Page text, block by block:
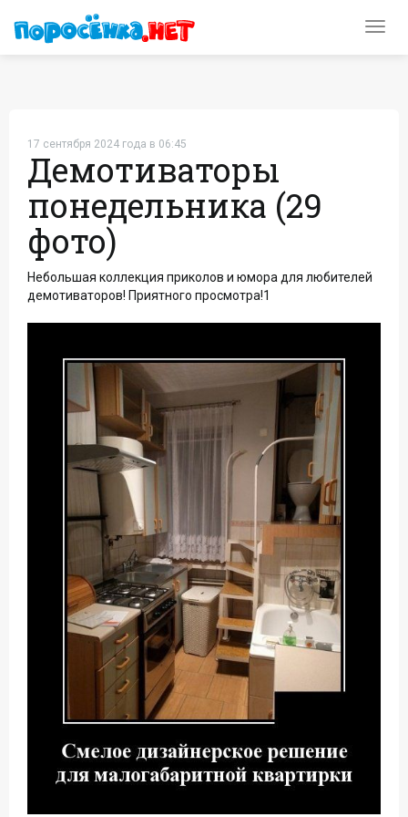
17 сентября 2024 года в 06:45
Демотиваторы
понедельника (29
фото)
Небольшая коллекция приколов и юмора для любителей
демотиваторов! Приятного просмотра!1